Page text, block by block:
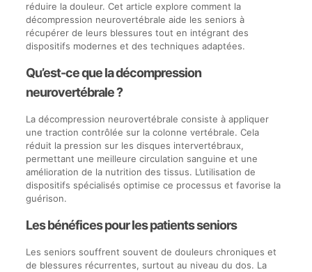
réduire la douleur. Cet article explore comment la
décompression neurovertébrale aide les seniors à
récupérer de leurs blessures tout en intégrant des
dispositifs modernes et des techniques adaptées.
Qu’est-ce que la décompression
neurovertébrale ?
La décompression neurovertébrale consiste à appliquer
une traction contrôlée sur la colonne vertébrale. Cela
réduit la pression sur les disques intervertébraux,
permettant une meilleure circulation sanguine et une
amélioration de la nutrition des tissus. L’utilisation de
dispositifs spécialisés optimise ce processus et favorise la
guérison.
Les bénéfices pour les patients seniors
Les seniors souffrent souvent de douleurs chroniques et
de blessures récurrentes, surtout au niveau du dos. La